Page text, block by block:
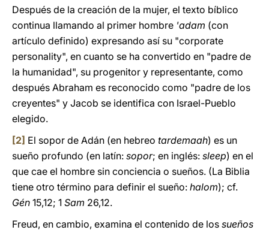
Después de la creación de la mujer, el texto bíblico
continua llamando al primer hombre 'adam (con
artículo definido) expresando así su "corporate
personality", en cuanto se ha convertido en "padre de
la humanidad", su progenitor y representante, como
después Abraham es reconocido como "padre de los
creyentes" y Jacob se identifica con Israel-Pueblo
elegido.
[2] El sopor de Adán (en hebreo tardemaah) es un
sueño profundo (en latín: sopor; en inglés: sleep) en el
que cae el hombre sin conciencia o sueños. (La Biblia
tiene otro término para definir el sueño: halom); cf.
Gén 15,12; 1 Sam 26,12.
Freud, en cambio, examina el contenido de los sueños